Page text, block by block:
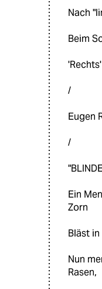
Nach
Beim
/
Eugen
/
Ein
Zorn
Bläst
Nun
Rasen,